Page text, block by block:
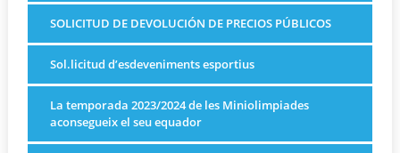
SOLICITUD DE DEVOLUCIÓN DE PRECIOS PÚBLICOS
Sol.licitud d’esdeveniments esportius
La temporada 2023/2024 de les Miniolimpiades
aconsegueix el seu equador